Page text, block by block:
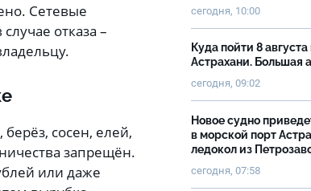
Сетевые
отказа –
сосен, елей,
запрещён.
или даже
сегодня, 10:00
Куда пойти 8 августа
Астрахани. Большая
сегодня, 09:02
Новое судно
в морской порт
ледокол из
сегодня, 07:58